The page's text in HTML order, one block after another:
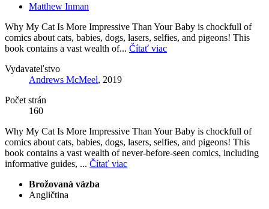
Matthew Inman
Why My Cat Is More Impressive Than Your Baby is chockfull of
comics about cats, babies, dogs, lasers, selfies, and pigeons! This
book contains a vast wealth of... Čítať viac
Vydavateľstvo
Andrews McMeel, 2019
Počet strán
160
Why My Cat Is More Impressive Than Your Baby is chockfull of
comics about cats, babies, dogs, lasers, selfies, and pigeons! This
book contains a vast wealth of never-before-seen comics, including
informative guides, ... Čítať viac
Brožovaná väzba
Angličtina